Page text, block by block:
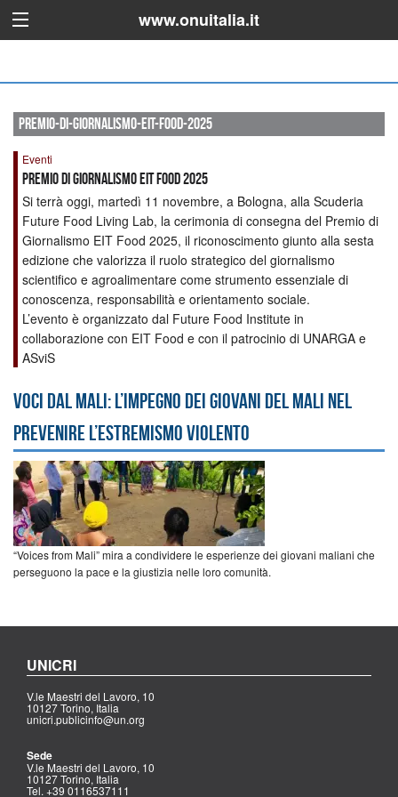
www.onuitalia.it
premio-di-giornalismo-eit-food-2025
Eventi
Premio di Giornalismo EIT Food 2025
Si terrà oggi, martedì 11 novembre, a Bologna, alla Scuderia
Future Food Living Lab, la cerimonia di consegna del Premio di
Giornalismo EIT Food 2025, il riconoscimento giunto alla sesta
edizione che valorizza il ruolo strategico del giornalismo
scientifico e agroalimentare come strumento essenziale di
conoscenza, responsabilità e orientamento sociale.
L’evento è organizzato dal Future Food Institute in
collaborazione con EIT Food e con il patrocinio di UNARGA e
ASviS
Voci dal Mali: l’impegno dei giovani del Mali nel
prevenire l’estremismo violento
“Voices from Mali” mira a condividere le esperienze dei giovani maliani che
perseguono la pace e la giustizia nelle loro comunità.
UNICRI
V.le Maestri del Lavoro, 10
10127 Torino, Italia
unicri.publicinfo@un.org
Sede
V.le Maestri del Lavoro, 10
10127 Torino, Italia
Tel. +39 0116537111